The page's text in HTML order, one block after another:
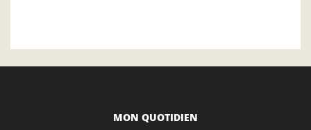
MON QUOTIDIEN